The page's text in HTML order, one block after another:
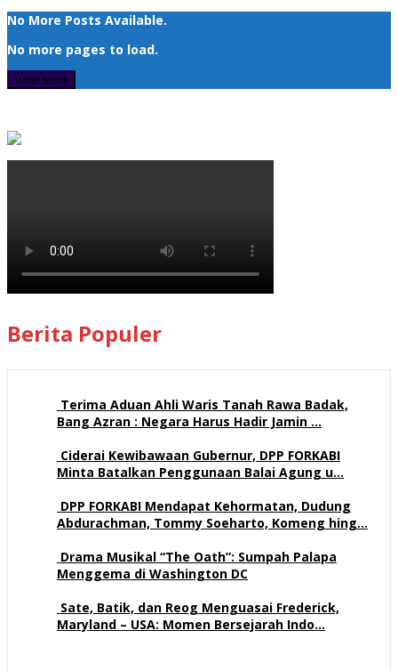
No More Posts Available.
No more pages to load.
View More
Berita Populer
Terima Aduan Ahli Waris Tanah Rawa Badak,
Bang Azran : Negara Harus Hadir Jamin …
Ciderai Kewibawaan Gubernur, DPP FORKABI
Minta Batalkan Penggunaan Balai Agung u…
DPP FORKABI Mendapat Kehormatan, Dudung
Abdurachman, Tommy Soeharto, Komeng hing…
Drama Musikal “The Oath”: Sumpah Palapa
Menggema di Washington DC
Sate, Batik, dan Reog Menguasai Frederick,
Maryland – USA: Momen Bersejarah Indo…